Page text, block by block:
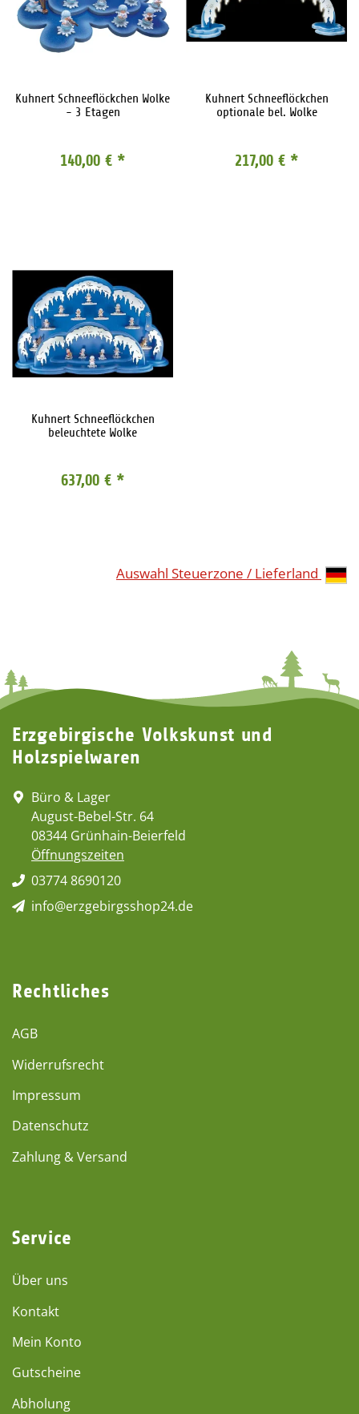
Kuhnert Schneeflöckchen Wolke
- 3 Etagen
140,00 € *
Kuhnert Schneeflöckchen
optionale bel. Wolke
217,00 € *
Kuhnert Schneeflöckchen
beleuchtete Wolke
637,00 € *
Auswahl Steuerzone / Lieferland
Erzgebirgische Volkskunst und
Holzspielwaren
Büro & Lager
August-Bebel-Str. 64
08344 Grünhain-Beierfeld
Öffnungszeiten
03774 8690120
info@erzgebirgsshop24.de
Rechtliches
AGB
Widerrufsrecht
Impressum
Datenschutz
Zahlung & Versand
Service
Über uns
Kontakt
Mein Konto
Gutscheine
Abholung